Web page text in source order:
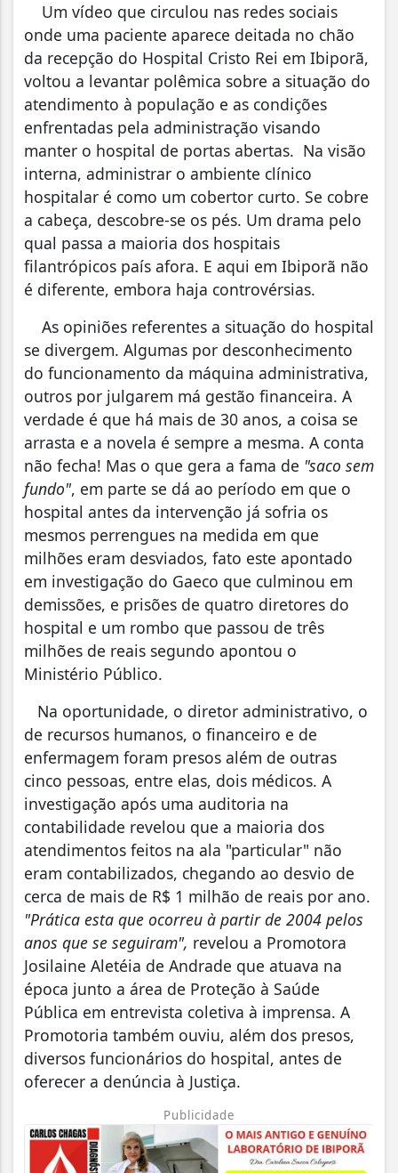
Um vídeo que circulou nas redes sociais
onde uma paciente aparece deitada no chão
da recepção do Hospital Cristo Rei em Ibiporã,
voltou a levantar polêmica sobre a situação do
atendimento à população e as condições
enfrentadas pela administração visando
manter o hospital de portas abertas. Na visão
interna, administrar o ambiente clínico
hospitalar é como um cobertor curto. Se cobre
a cabeça, descobre-se os pés. Um drama pelo
qual passa a maioria dos hospitais
filantrópicos país afora. E aqui em Ibiporã não
é diferente, embora haja controvérsias.
As opiniões referentes a situação do hospital
se divergem. Algumas por desconhecimento
do funcionamento da máquina administrativa,
outros por julgarem má gestão financeira. A
verdade é que há mais de 30 anos, a coisa se
arrasta e a novela é sempre a mesma. A conta
não fecha! Mas o que gera a fama de "saco sem
fundo", em parte se dá ao período em que o
hospital antes da intervenção já sofria os
mesmos perrengues na medida em que
milhões eram desviados, fato este apontado
em investigação do Gaeco que culminou em
demissões, e prisões de quatro diretores do
hospital e um rombo que passou de três
milhões de reais segundo apontou o
Ministério Público.
Na oportunidade, o diretor administrativo, o
de recursos humanos, o financeiro e de
enfermagem foram presos além de outras
cinco pessoas, entre elas, dois médicos. A
investigação após uma auditoria na
contabilidade revelou que a maioria dos
atendimentos feitos na ala "particular" não
eram contabilizados, chegando ao desvio de
cerca de mais de R$ 1 milhão de reais por ano.
"Prática esta que ocorreu à partir de 2004 pelos
anos que se seguiram", revelou a Promotora
Josilaine Aletéia de Andrade que atuava na
época junto a área de Proteção à Saúde
Pública em entrevista coletiva à imprensa. A
Promotoria também ouviu, além dos presos,
diversos funcionários do hospital, antes de
oferecer a denúncia à Justiça.
Publicidade